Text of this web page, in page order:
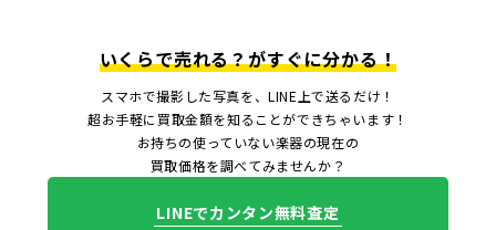
いくらで売れる？がすぐに分かる！
スマホで撮影した写真を、LINE上で送るだけ！
超お手軽に買取金額を知ることができちゃいます！
お持ちの使っていない楽器の現在の
買取価格を調べてみませんか？
LINEでカンタン無料査定